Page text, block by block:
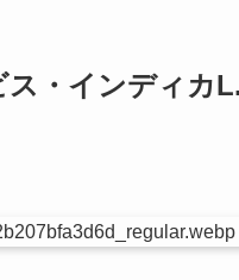
ス・インディカ